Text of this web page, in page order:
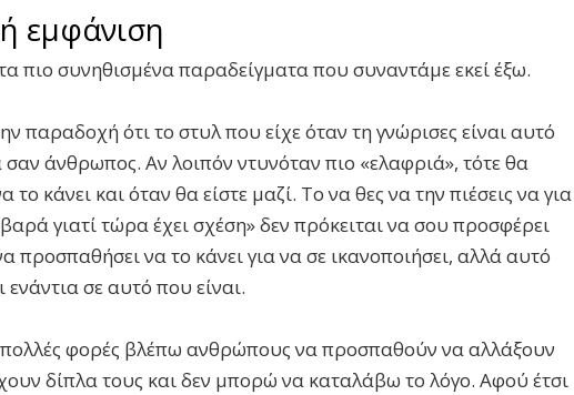
εμφάνιση
πιο συνηθισμένα παραδείγματα που συναντάμε εκεί έξω.
παραδοχή ότι το στυλ που είχε όταν τη γνώρισες είναι αυτό
σαν άνθρωπος. Αν λοιπόν ντυνόταν πιο «ελαφριά», τότε θα
το κάνει και όταν θα είστε μαζί. Το να θες να την πιέσεις να για
γιατί τώρα έχει σχέση» δεν πρόκειται να σου προσφέρει
προσπαθήσει να το κάνει για να σε ικανοποιήσει, αλλά αυτό
ενάντια σε αυτό που είναι.
πολλές φορές βλέπω ανθρώπους να προσπαθούν να αλλάξουν
δίπλα τους και δεν μπορώ να καταλάβω το λόγο. Αφού έτσι